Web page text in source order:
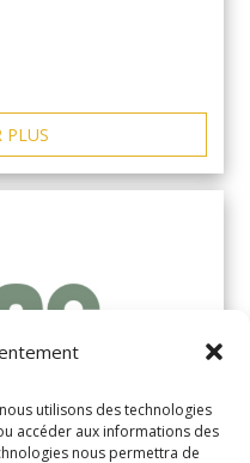
utilisons des technologies
accéder aux informations des
nous permettra de
PLUS